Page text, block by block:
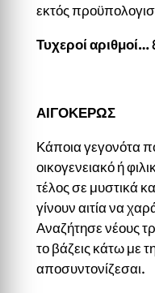
εκτός
Τυχεροί αριθμοί…
ΑΙΓΟΚΕΡΩΣ
Κάποια γεγονότα
οικογενειακό ή
τέλος σε μυστικά
γίνουν αιτία να
Αναζήτησε νέους
το βάζεις κάτω με
αποσυντονίζεσαι.